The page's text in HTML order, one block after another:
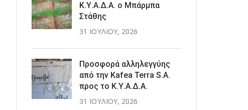
Κ.Υ.Α.Δ.Α. ο Μπάρμπα
Στάθης
31 ΙΟΥΛΊΟΥ, 2026
Προσφορά αλληλεγγύης
από την Kafea Terra S.A.
προς το Κ.Υ.Α.Δ.Α.
31 ΙΟΥΛΊΟΥ, 2026